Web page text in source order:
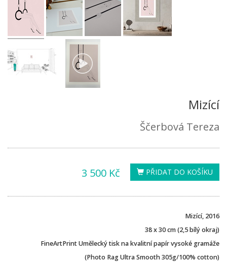
Mizící
Ščerbová Tereza
PŘIDAT DO KOŠÍKU
3 500 Kč
Mizící, 2016
38 x 30 cm (2,5 bílý okraj)
FineArtPrint Umělecký tisk na kvalitní papír vysoké gramáže
(Photo Rag Ultra Smooth 305g/100% cotton)